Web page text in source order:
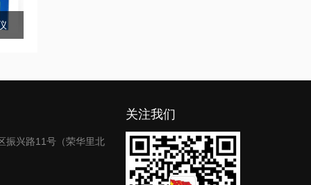
振兴路11号（荣华里北
关注我们